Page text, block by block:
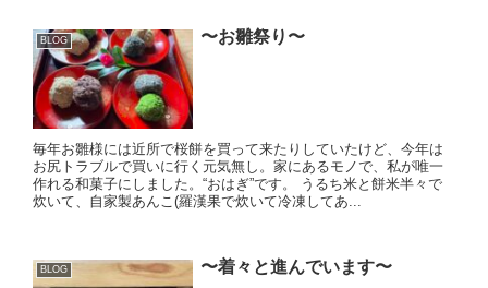
BLOG 〜お雛祭り〜
毎年お雛様には近所で桜餅を買って来たりしていたけど、今年は
お尻トラブルで買いに行く元気無し。家にあるモノで、私が唯一
作れる和菓子にしました。“おはぎ”です。 うるち米と餅米半々で
炊いて、自家製あんこ(羅漢果で炊いて冷凍してあ...
BLOG 〜着々と進んでいます〜